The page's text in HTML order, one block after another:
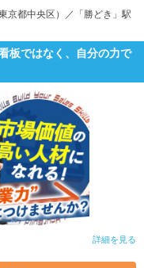
京都中央区）／「勝どき」駅
板ではなく、自分の力で
詳細を見る